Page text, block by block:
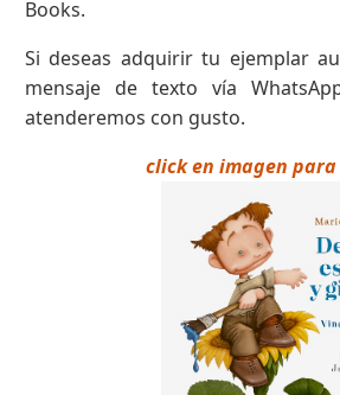
Books.
Si deseas adquirir tu ejemplar
mensaje de texto vía
atenderemos con gusto.
click en imagen